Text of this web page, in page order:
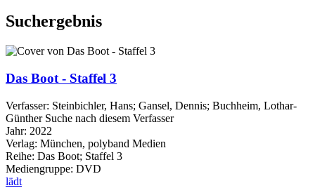
Suchergebnis
Das Boot - Staffel 3
Verfasser: Steinbichler, Hans; Gansel, Dennis; Buchheim, Lothar-
Günther Suche nach diesem Verfasser
Jahr: 2022
Verlag: München, polyband Medien
Reihe: Das Boot; Staffel 3
Mediengruppe: DVD
lädt